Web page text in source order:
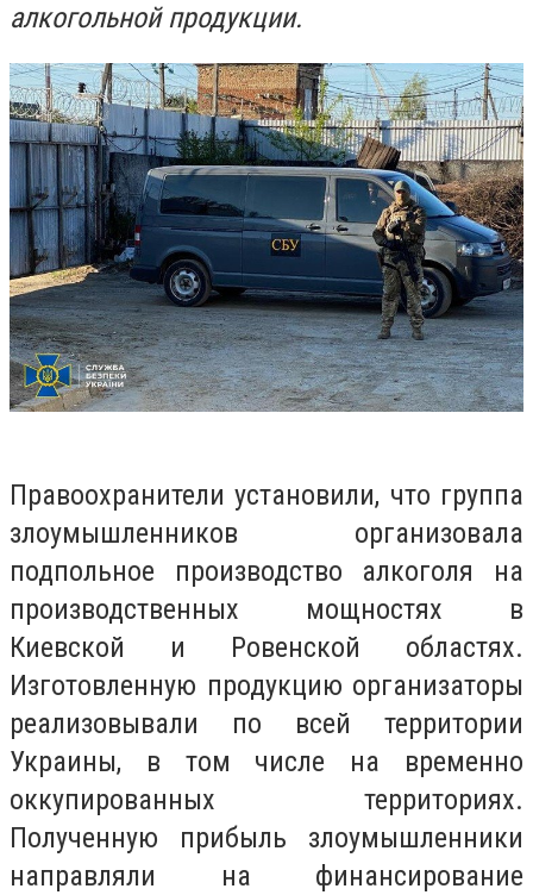
алкогольной продукции.
Правоохранители установили, что группа
злоумышленников организовала
подпольное производство алкоголя на
производственных мощностях в
Киевской и Ровенской областях.
Изготовленную продукцию организаторы
реализовывали по всей территории
Украины, в том числе на временно
оккупированных территориях.
Полученную прибыль злоумышленники
направляли на финансирование